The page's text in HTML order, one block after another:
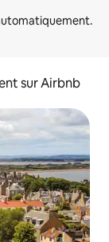
sur Airbnb